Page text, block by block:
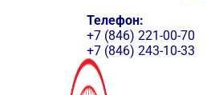
Телефон:
+7 (846) 221-00-70
+7 (846) 243-10-33